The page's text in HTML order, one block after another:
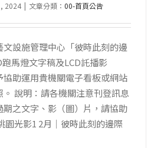
2024 | 文章分類： 00-首頁公告
文設施管理中心「彼時此刻的邊
馬燈文字稿及LCD託播影
協助運用貴機關電子看板或網站
說明：請各機關注意刊登訊息
期之文字、影（圖）片，請協助
園光影1 2月｜彼時此刻的邊際